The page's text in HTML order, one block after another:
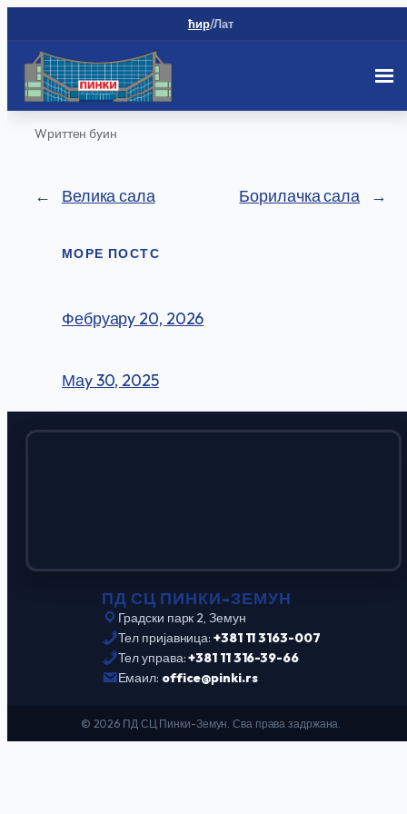
ћир/Лат
Wриттен бyин
← Велика сала Борилачка сала →
МОРЕ ПОСТС
Фебруарy 20, 2026
Маy 30, 2025
ПД СЦ ПИНКИ-ЗЕМУН
Градски парк 2, Земун
Тел пријавница: +381 11 3163-007
Тел управа:+381 11 316-39-66
Емаил: office@pinki.rs
© 2026 ПД СЦ Пинки-Земун. Сва права задржана.